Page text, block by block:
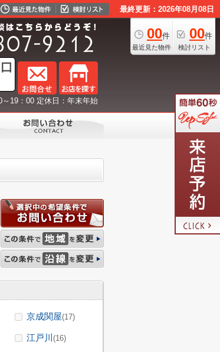
最終更新：2026年08月08日
00件
最近見た物件
00件
検討リスト
19：00 定休日：年末年始
京成関屋(17)
江戸川 (16)